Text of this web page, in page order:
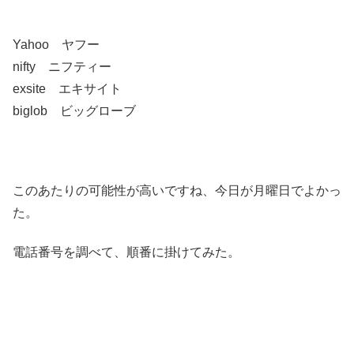
Yahoo ヤフー
nifty ニフティー
exsite エキサイト
biglob ビッグローブ
このあたりの可能性が高いですね、今日が月曜日でよかっ
た。
電話番号を調べて、順番に掛けてみた。